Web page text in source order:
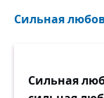
Сильная
Сильная